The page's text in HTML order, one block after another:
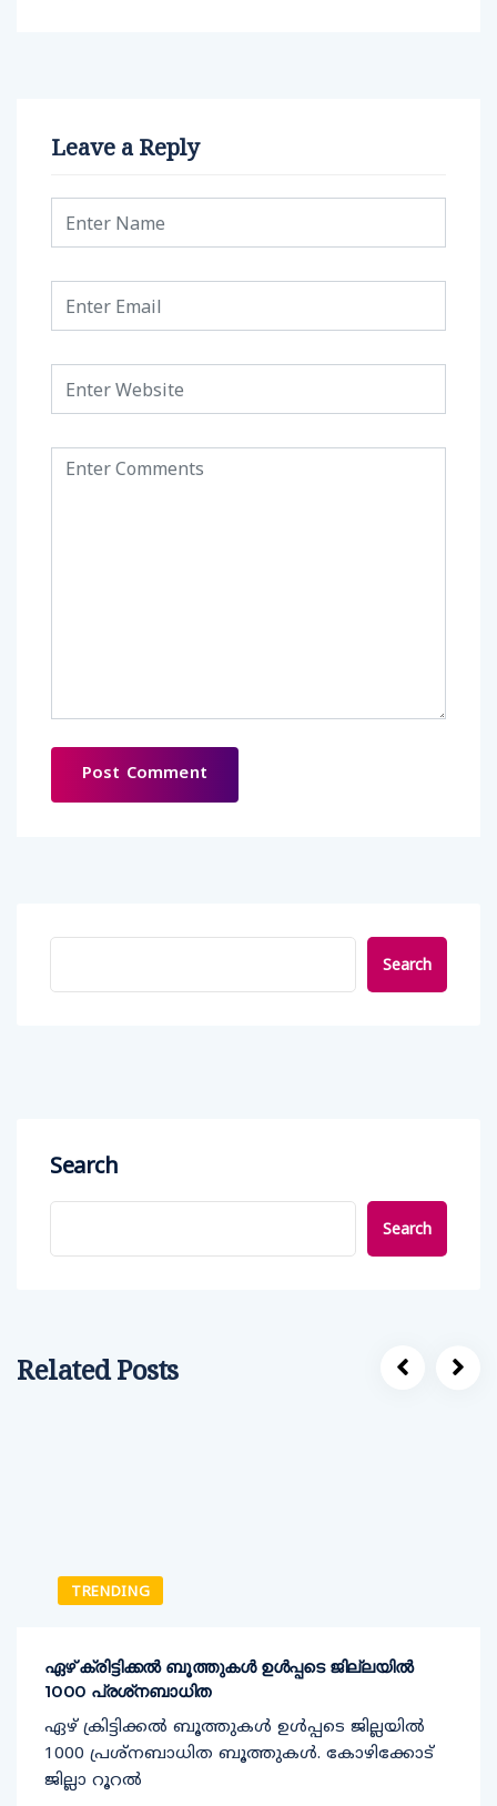
Leave a Reply
Search
Search
Search
Related Posts
TRENDING
ഏഴ് ക്രിട്ടിക്കല്‍ ബൂത്തുകള്‍ ഉള്‍പ്പടെ ജില്ലയില്‍
1000 പ്രശ്‌നബാധിത
ഏഴ് ക്രിട്ടിക്കല്‍ ബൂത്തുകള്‍ ഉള്‍പ്പടെ ജില്ലയില്‍
1000 പ്രശ്‌നബാധിത ബൂത്തുകള്‍. കോഴിക്കോട്
ജില്ലാ റൂറല്‍